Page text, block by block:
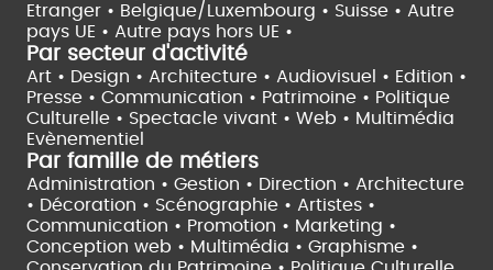
Etranger • Belgique/Luxembourg • Suisse • Autre
pays UE • Autre pays hors UE •
Par secteur d'activité
Art • Design • Architecture • Audiovisuel • Edition •
Presse • Communication • Patrimoine • Politique
Culturelle • Spectacle vivant • Web • Multimédia
Evènementiel
Par famille de métiers
Administration • Gestion • Direction • Architecture
• Décoration • Scénographie • Artistes •
Communication • Promotion • Marketing •
Conception web • Multimédia • Graphisme •